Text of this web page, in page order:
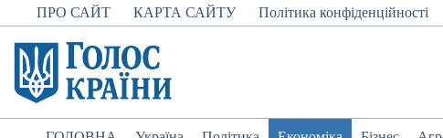
Перейти
до
вмісту
ПРО САЙТ КАРТА САЙТУ Політика конфіденційності